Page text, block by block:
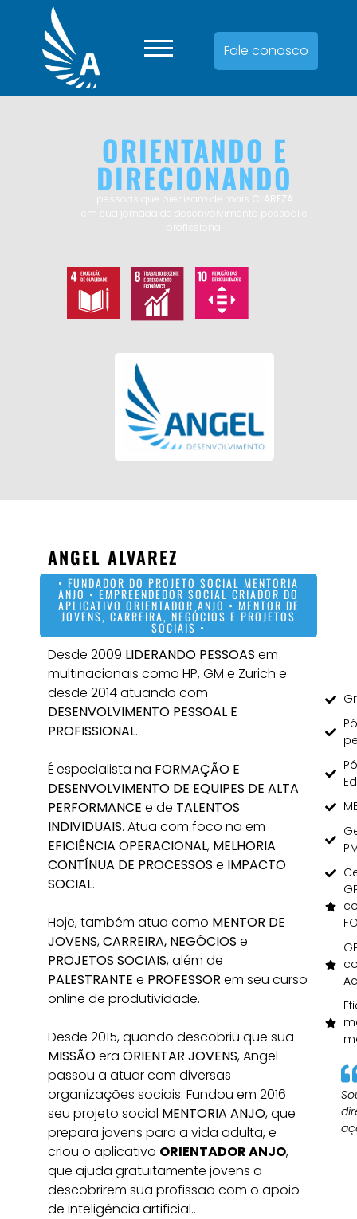
Fale conosco
ORIENTANDO E
DIRECIONANDO
pessoas que precisam de mais CLAREZA
em sua jornada de desenvolvimento pessoal e
profissional
ANGEL ALVAREZ
• FUNDADOR DO PROJETO SOCIAL MENTORIA
ANJO • EMPREENDEDOR SOCIAL CRIADOR DO
APLICATIVO ORIENTADOR ANJO•MENTOR DE
JOVENS, CARREIRA, NEGÓCIOS E PROJETOS
SOCIAIS •
Desde 2009 LIDERANDO PESSOAS em
multinacionais como HP, GM e Zurich e
desde 2014 atuando com
DESENVOLVIMENTO PESSOAL E
PROFISSIONAL.
É especialista na FORMAÇÃO E
DESENVOLVIMENTO DE EQUIPES DE ALTA
PERFORMANCE e de TALENTOS
INDIVIDUAIS. Atua com foco na em
EFICIÊNCIA OPERACIONAL, MELHORIA
CONTÍNUA DE PROCESSOS e IMPACTO
SOCIAL.
Hoje, também atua como MENTOR DE
JOVENS,CARREIRA, NEGÓCIOS e
PROJETOS SOCIAIS, além de
PALESTRANTE e PROFESSOR em seu curso
online de produtividade.
Desde 2015, quando descobriu que sua
MISSÃOera ORIENTAR JOVENS, Angel
passou a atuar com diversas
organizações sociais. Fundou em 2016
seu projeto social MENTORIA ANJO, que
prepara jovens para a vida adulta, e
criou o aplicativo ORIENTADOR ANJO,
que ajuda gratuitamente jovens a
descobrirem sua profissão com o apoio
de inteligência artificial..